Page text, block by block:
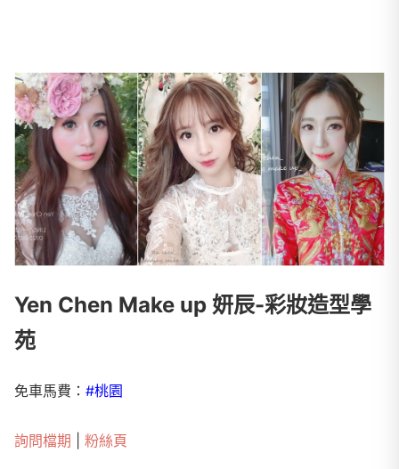
Yen Chen Make up 妍辰-彩妝造型學
苑
免車馬費： #桃園
詢問檔期 粉絲頁